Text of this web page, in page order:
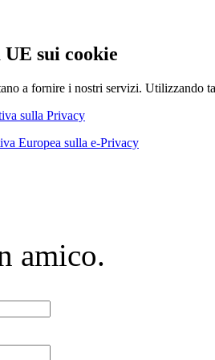
sui cookie
a fornire i nostri servizi. Utilizzando
sulla Privacy
Europea sulla e-Privacy
amico.